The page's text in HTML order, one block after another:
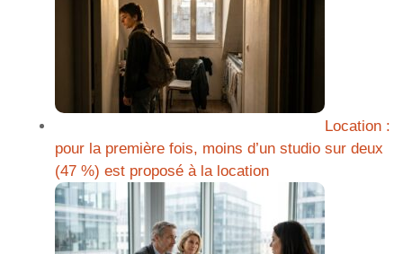
Location :
pour la première fois, moins d’un studio sur deux
(47 %) est proposé à la location